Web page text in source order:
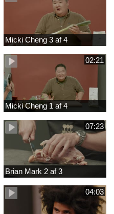
Micki Cheng 3 af 4
02:21
Micki Cheng 1 af 4
07:23
Brian Mark 2 af 3
04:03